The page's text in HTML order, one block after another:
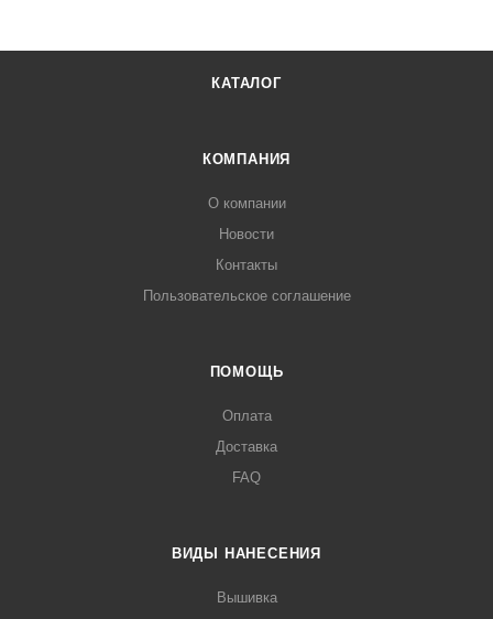
КАТАЛОГ
КОМПАНИЯ
О компании
Новости
Контакты
Пользовательское соглашение
ПОМОЩЬ
Оплата
Доставка
FAQ
ВИДЫ НАНЕСЕНИЯ
Вышивка